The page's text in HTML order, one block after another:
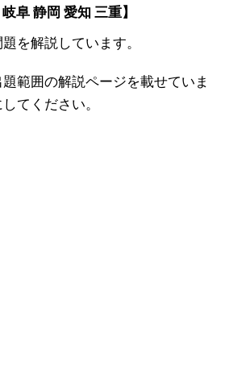
阜 静岡 愛知 三重】
を解説しています。
範囲の解説ページを載せていま
てください。